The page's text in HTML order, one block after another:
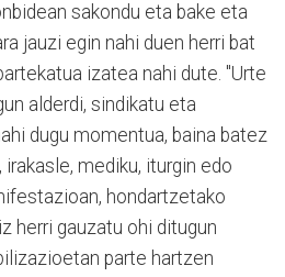
sakondu eta bake eta
jauzi egin nahi duen herri bat
izatea nahi dute. "Urte
alderdi, sindikatu eta
dugu momentua, baina batez
irakasle, mediku, iturgin edo
hondartzetako
herri gauzatu ohi ditugun
parte hartzen